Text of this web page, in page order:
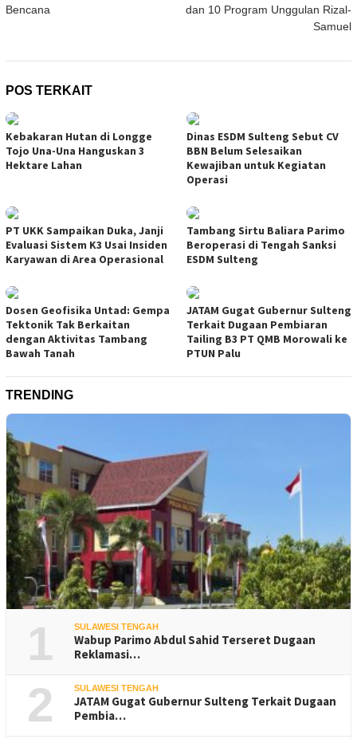
Bencana
dan 10 Program Unggulan Rizal-
Samuel
POS TERKAIT
Kebakaran Hutan di Longge
Tojo Una-Una Hanguskan 3
Hektare Lahan
Dinas ESDM Sulteng Sebut CV
BBN Belum Selesaikan
Kewajiban untuk Kegiatan
Operasi
PT UKK Sampaikan Duka, Janji
Evaluasi Sistem K3 Usai Insiden
Karyawan di Area Operasional
Tambang Sirtu Baliara Parimo
Beroperasi di Tengah Sanksi
ESDM Sulteng
Dosen Geofisika Untad: Gempa
Tektonik Tak Berkaitan
dengan Aktivitas Tambang
Bawah Tanah
JATAM Gugat Gubernur Sulteng
Terkait Dugaan Pembiaran
Tailing B3 PT QMB Morowali ke
PTUN Palu
TRENDING
1 SULAWESI TENGAH
Wabup Parimo Abdul Sahid Terseret Dugaan
Reklamasi…
2 SULAWESI TENGAH
JATAM Gugat Gubernur Sulteng Terkait Dugaan
Pembia…